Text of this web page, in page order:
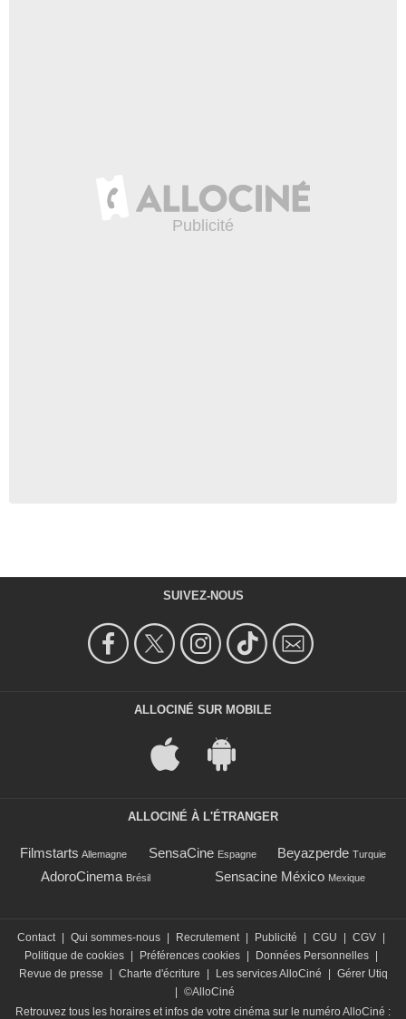
SUIVEZ-NOUS
ALLOCINÉ SUR MOBILE
ALLOCINÉ À L'ÉTRANGER
Filmstarts Allemagne SensaCine Espagne Beyazperde Turquie
AdoroCinema Brésil Sensacine México Mexique
Contact | Qui sommes-nous | Recrutement | Publicité | CGU | CGV |
Politique de cookies | Préférences cookies | Données Personnelles |
Revue de presse
| Charte d'écriture | Les services AlloCiné | Gérer Utiq
| ©AlloCiné
Retrouvez tous les horaires et infos de votre cinéma sur le numéro AlloCiné :